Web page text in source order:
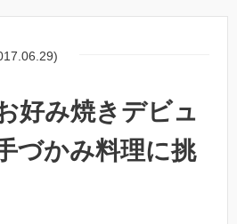
好み焼きデビュ
づかみ料理に挑